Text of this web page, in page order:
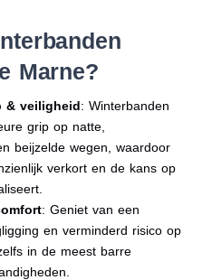
Marne?
& veiligheid: Winterbanden
grip op natte,
beijzelde wegen, waardoor
verkort en de kans op
: Geniet van een
en verminderd risico op
in de meest barre